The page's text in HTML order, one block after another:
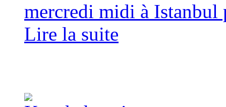
mercredi midi à Istanbul
Lire la suite